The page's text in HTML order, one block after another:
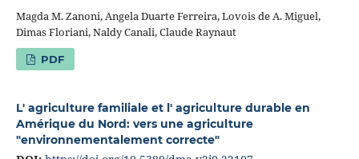
Magda M. Zanoni, Angela Duarte Ferreira, Lovois de A. Miguel,
Dimas Floriani, Naldy Canali, Claude Raynaut
PDF
L' agriculture familiale et l' agriculture durable en
Amérique du Nord: vers une agriculture
"environnementalement correcte"